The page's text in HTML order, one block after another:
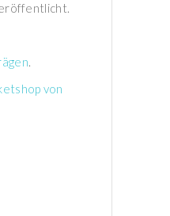
.
von